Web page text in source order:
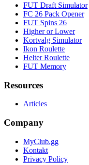
FUT Draft Simulator
FC 26 Pack Opener
FUT Spins 26
Higher or Lower
Kortvalg Simulator
Ikon Roulette
Helter Roulette
FUT Memory
Resources
Articles
Company
MyClub.gg
Kontakt
Privacy Policy